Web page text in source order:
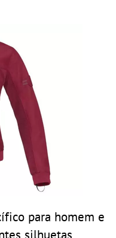
para homem e
silhuetas